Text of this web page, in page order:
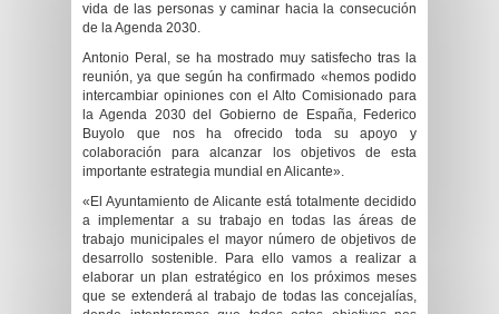
vida de las personas y caminar hacia la consecución
de la Agenda 2030.
Antonio Peral, se ha mostrado muy satisfecho tras la
reunión, ya que según ha confirmado «hemos podido
intercambiar opiniones con el Alto Comisionado para
la Agenda 2030 del Gobierno de España, Federico
Buyolo que nos ha ofrecido toda su apoyo y
colaboración para alcanzar los objetivos de esta
importante estrategia mundial en Alicante».
«El Ayuntamiento de Alicante está totalmente decidido
a implementar a su trabajo en todas las áreas de
trabajo municipales el mayor número de objetivos de
desarrollo sostenible. Para ello vamos a realizar a
elaborar un plan estratégico en los próximos meses
que se extenderá al trabajo de todas las concejalías,